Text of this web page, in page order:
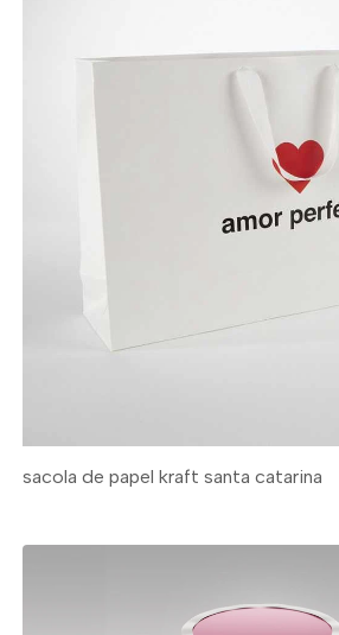
sacola de papel kraft santa catarina